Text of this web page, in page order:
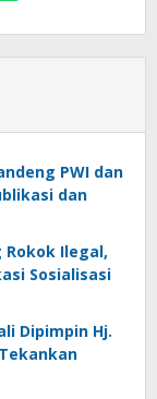
PWI dan
dan
Rokok Ilegal,
Sosialisasi
Dipimpin Hj.